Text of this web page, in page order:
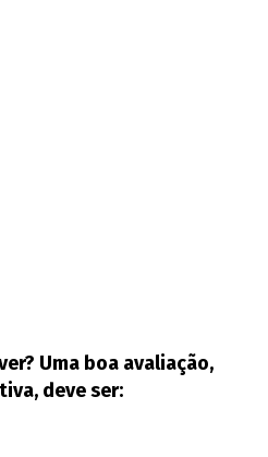
Uma boa avaliação,
deve ser: